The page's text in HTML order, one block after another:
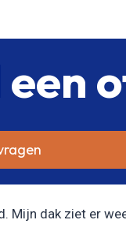
dak ziet er